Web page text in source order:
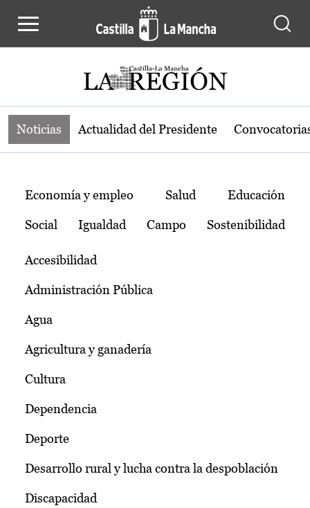
Noticias de la región de Castilla-La
Noticias Actualidad del Presidente
Temas
Economía y empleo Salud Educación
Social Igualdad Campo Sostenibilidad
Accesibilidad
Administración Pública
Agua
Agricultura y ganadería
Cultura
Dependencia
Deporte
Desarrollo rural y lucha contra la despoblación
Discapacidad